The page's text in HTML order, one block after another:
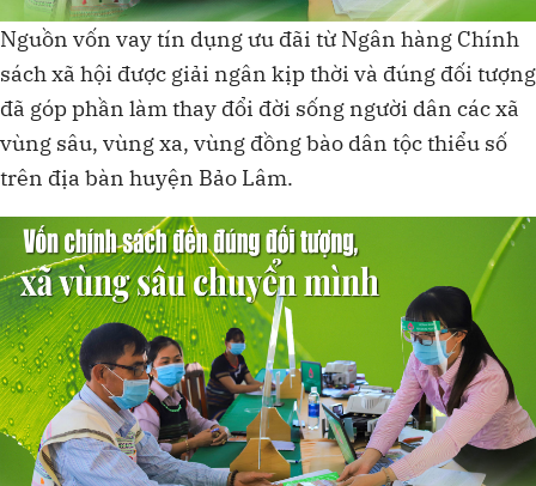
Nguồn vốn vay tín dụng ưu đãi từ Ngân hàng Chính
sách xã hội được giải ngân kịp thời và đúng đối tượng
đã góp phần làm thay đổi đời sống người dân các xã
vùng sâu, vùng xa, vùng đồng bào dân tộc thiểu số
trên địa bàn huyện Bảo Lâm.